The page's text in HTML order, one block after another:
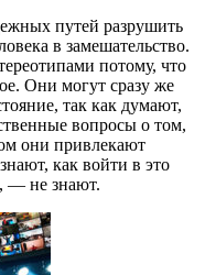
путей разрушить
в замешательство.
потому, что
Они могут сразу же
так как думают,
вопросы о том,
они привлекают
как войти в это
— не знают.